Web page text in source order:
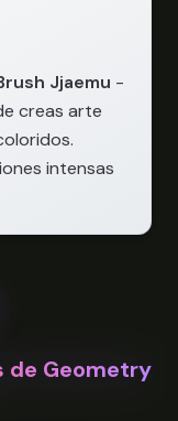
Jjaemu -
creas arte
intensas
de Geometry